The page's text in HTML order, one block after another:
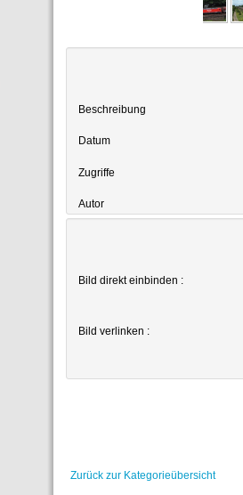
Beschreibung
Datum
Zugriffe
Autor
Bild direkt einbinden :
Bild verlinken :
Zurück zur Kategorieübersicht